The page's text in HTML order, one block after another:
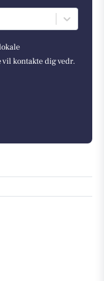
kontakte dig vedr.